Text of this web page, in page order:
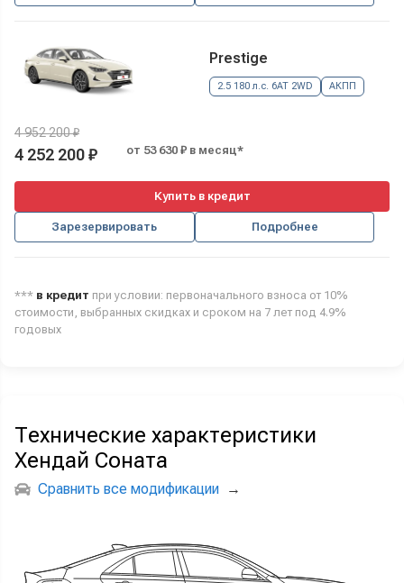
Prestige
2.5 180 л.с. 6AT 2WD АКПП
4 952 200 ₽
4 252 200 ₽ от 53 630 ₽ в месяц*
Купить в кредит
Зарезервировать Подробнее
*** в кредит при условии: первоначального взноса от 10%
стоимости, выбранных скидках и сроком на 7 лет под 4.9%
годовых
Технические характеристики
Хендай Соната
Сравнить все модификации →